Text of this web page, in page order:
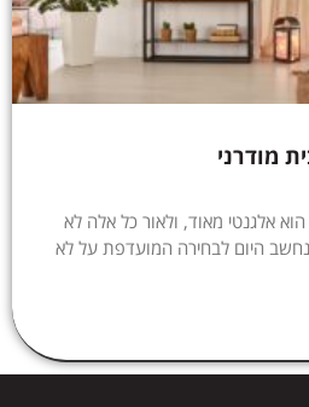
מודרני
אלגנטי מאוד, ולאור כל אלה לא
היום לבחירה המועדפת על לא